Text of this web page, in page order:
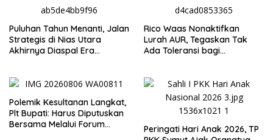
Puluhan Tahun Menanti, Jalan
Strategis di Nias Utara
Akhirnya Diaspal Era
Rico Waas Nonaktifkan
Lurah AUR, Tegaskan Tak
Ada Toleransi bagi
Polemik Kesultanan Langkat,
Plt Bupati: Harus Diputuskan
Bersama Melalui Forum
Peringati Hari Anak 2026, TP